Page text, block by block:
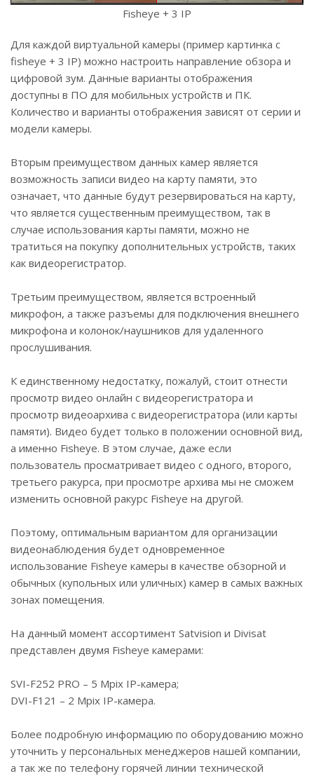
Fisheye + 3 IP
Для каждой виртуальной камеры (пример картинка с
fisheye + 3 IP) можно настроить направление обзора и
цифровой зум. Данные варианты отображения
доступны в ПО для мобильных устройств и ПК.
Количество и варианты отображения зависят от серии и
модели камеры.
Вторым преимуществом данных камер является
возможность записи видео на карту памяти, это
означает, что данные будут резервироваться на карту,
что является существенным преимуществом, так в
случае использования карты памяти, можно не
тратиться на покупку дополнительных устройств, таких
как видеорегистратор.
Третьим преимуществом, является встроенный
микрофон, а также разъемы для подключения внешнего
микрофона и колонок/наушников для удаленного
прослушивания.
К единственному недостатку, пожалуй, стоит отнести
просмотр видео онлайн с видеорегистратора и
просмотр видеоархива с видеорегистратора (или карты
памяти). Видео будет только в положении основной вид,
а именно Fisheye. В этом случае, даже если
пользователь просматривает видео с одного, второго,
третьего ракурса, при просмотре архива мы не сможем
изменить основной ракурс Fisheye на другой.
Поэтому, оптимальным вариантом для организации
видеонаблюдения будет одновременное
использование Fisheye камеры в качестве обзорной и
обычных (купольных или уличных) камер в самых важных
зонах помещения.
На данный момент ассортимент Satvision и Divisat
представлен двумя Fisheye камерами:
SVI-F252 PRO – 5 Mpix IP-камера;
DVI-F121 – 2 Mpix IP-камера.
Более подробную информацию по оборудованию можно
уточнить у персональных менеджеров нашей компании,
а так же по телефону горячей линии технической